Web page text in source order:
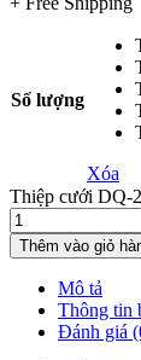
Số lượng
Xóa
Thiệp cưới DQ-
Thêm vào giỏ
Mô tả
Thông tin
Đánh giá